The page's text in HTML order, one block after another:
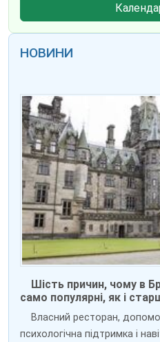
НОВИНИ
Шість причин, чому в
само популярні, як і
Власний ресторан,
психологічна підтримка і